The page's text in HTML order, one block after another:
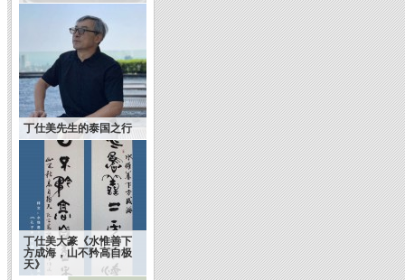
丁仕美先生的泰国之行
丁仕美大篆《水惟善下
方成海，山不矜高自极
天》